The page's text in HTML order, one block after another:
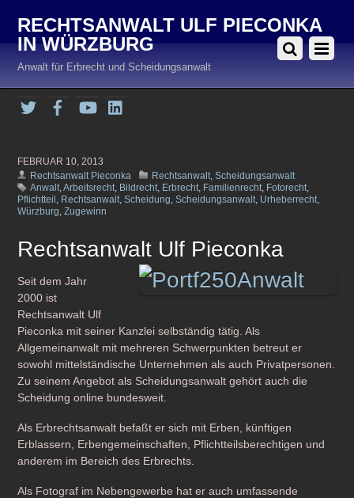
RECHTSANWALT ULF PIECONKA
IN WÜRZBURG
Anwalt für Erbrecht und Scheidungsanwalt
Twitter FacebookYouTube
FEBRUAR 10, 2013
Rechtsanwalt Pieconka
Rechtsanwalt,Scheidungsanwalt
Anwalt,Arbeitsrecht, Bildrecht, Erbrecht, Familienrecht, Fotorecht,
Pflichtteil , Rechtsanwalt,Scheidung,Scheidungsanwalt, Urheberrecht,
Würzburg,Zugewinn
Rechtsanwalt Ulf Pieconka
Seit dem Jahr
2000 ist
Rechtsanwalt Ulf
Pieconka mit seiner Kanzlei selbständig tätig. Als
Allgemeinanwalt mit mehreren Schwerpunkten betreut er
sowohl mittelständische Unternehmen als auch Privatpersonen.
Zu seinem Angebot als Scheidungsanwalt gehört auch die
Scheidung online bundesweit.
Als Erbrechtsanwalt befaßt er sich mit Erben, künftigen
Erblassern, Erbengemeinschaften, Pflichtteilsberechtigen und
anderem im Bereich des Erbrechts.
Als Fotograf im Nebengewerbe hat er auch umfassende